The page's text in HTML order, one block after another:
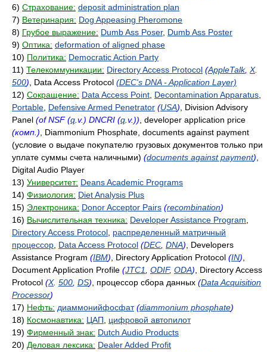
6) Страхование: deposit administration plan
7) Ветеринария: Dog Appeasing Pheromone
8) Грубое выражение: Dumb Ass Poser, Dumb Ass Poster
9) Оптика: deformation of aligned phase
10) Политика: Democratic Action Party
11) Телекоммуникации: Directory Access Protocol (AppleTalk, X.
500) , Data Access Protocol (DEC's DNA - Application Layer)
12) Сокращение: Data Access Point Decontamination Apparatus
Portable Defensive Armed Penetrator (USA) , Division Advisory
Panel (of NSF (q .v.) DNCRI (q .v.)) , developer application price
(комп.) , Diammonium Phosphate, documents against payment
(условие о выдаче покупателю грузовых документов только при
уплате суммы счета наличными) (documents against payment)
Digital Audio Player
13) Университет: Deans Academic Programs
14) Физиология: Diet Analysis Plus
15) Электроника: Donor Acceptor Pairs (recombination)
16) Вычислительная техника: Developer Assistance Program
Directory Access Protocol распределенный матричный
процессор Data Access Protocol (DEC DNA) , Developers
Assistance Program (IBM) , Directory Application Protocol (IN)
Document Application Profile (JTC1 ODIF, ODA) , Directory Access
Protocol (X. 500 DS) , процессор сбора данных (Data Acquisition
Processor)
17) Нефть: диаммонийфосфат (diammonium phosphate)
18) Космонавтика: ЦАП
цифровой автопилот
19) Фирменный знак: Dutch Audio Products
20) Деловая лексика: Dealer Added Profit